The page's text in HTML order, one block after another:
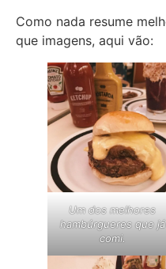
Como nada resume
que imagens, aqui vão:
Um dos melhores
hambúrgueres que já
comi.